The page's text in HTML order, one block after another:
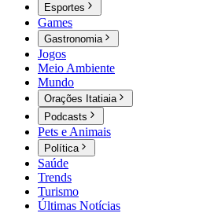
Esportes
Games
Gastronomia
Jogos
Meio Ambiente
Mundo
Orações Itatiaia
Podcasts
Pets e Animais
Política
Saúde
Trends
Turismo
Últimas Notícias